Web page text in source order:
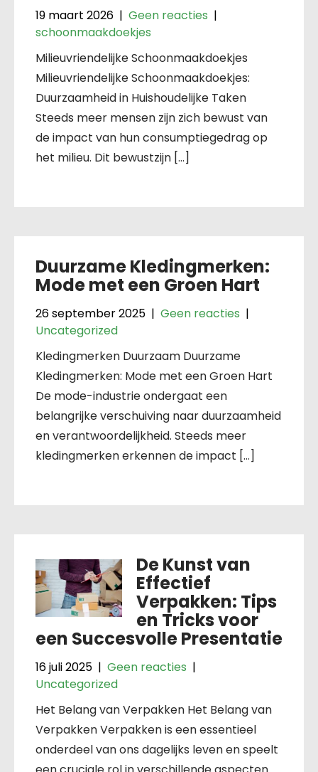
19 maart 2026 | Geen reacties |
schoonmaakdoekjes
Milieuvriendelijke Schoonmaakdoekjes
Milieuvriendelijke Schoonmaakdoekjes:
Duurzaamheid in Huishoudelijke Taken
Steeds meer mensen zijn zich bewust van
de impact van hun consumptiegedrag op
het milieu. Dit bewustzijn […]
Duurzame Kledingmerken:
Mode met een Groen Hart
26 september 2025 | Geen reacties |
Uncategorized
Kledingmerken Duurzaam Duurzame
Kledingmerken: Mode met een Groen Hart
De mode-industrie ondergaat een
belangrijke verschuiving naar duurzaamheid
en verantwoordelijkheid. Steeds meer
kledingmerken erkennen de impact […]
De Kunst van
Effectief
Verpakken: Tips
en Tricks voor
een Succesvolle Presentatie
16 juli 2025 | Geen reacties |
Uncategorized
Het Belang van Verpakken Het Belang van
Verpakken Verpakken is een essentieel
onderdeel van ons dagelijks leven en speelt